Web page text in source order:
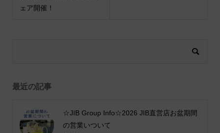
ェア開催！
最近の記事
☆JIB Group Info☆2026 JIB直営店お盆期間
の営業いついて